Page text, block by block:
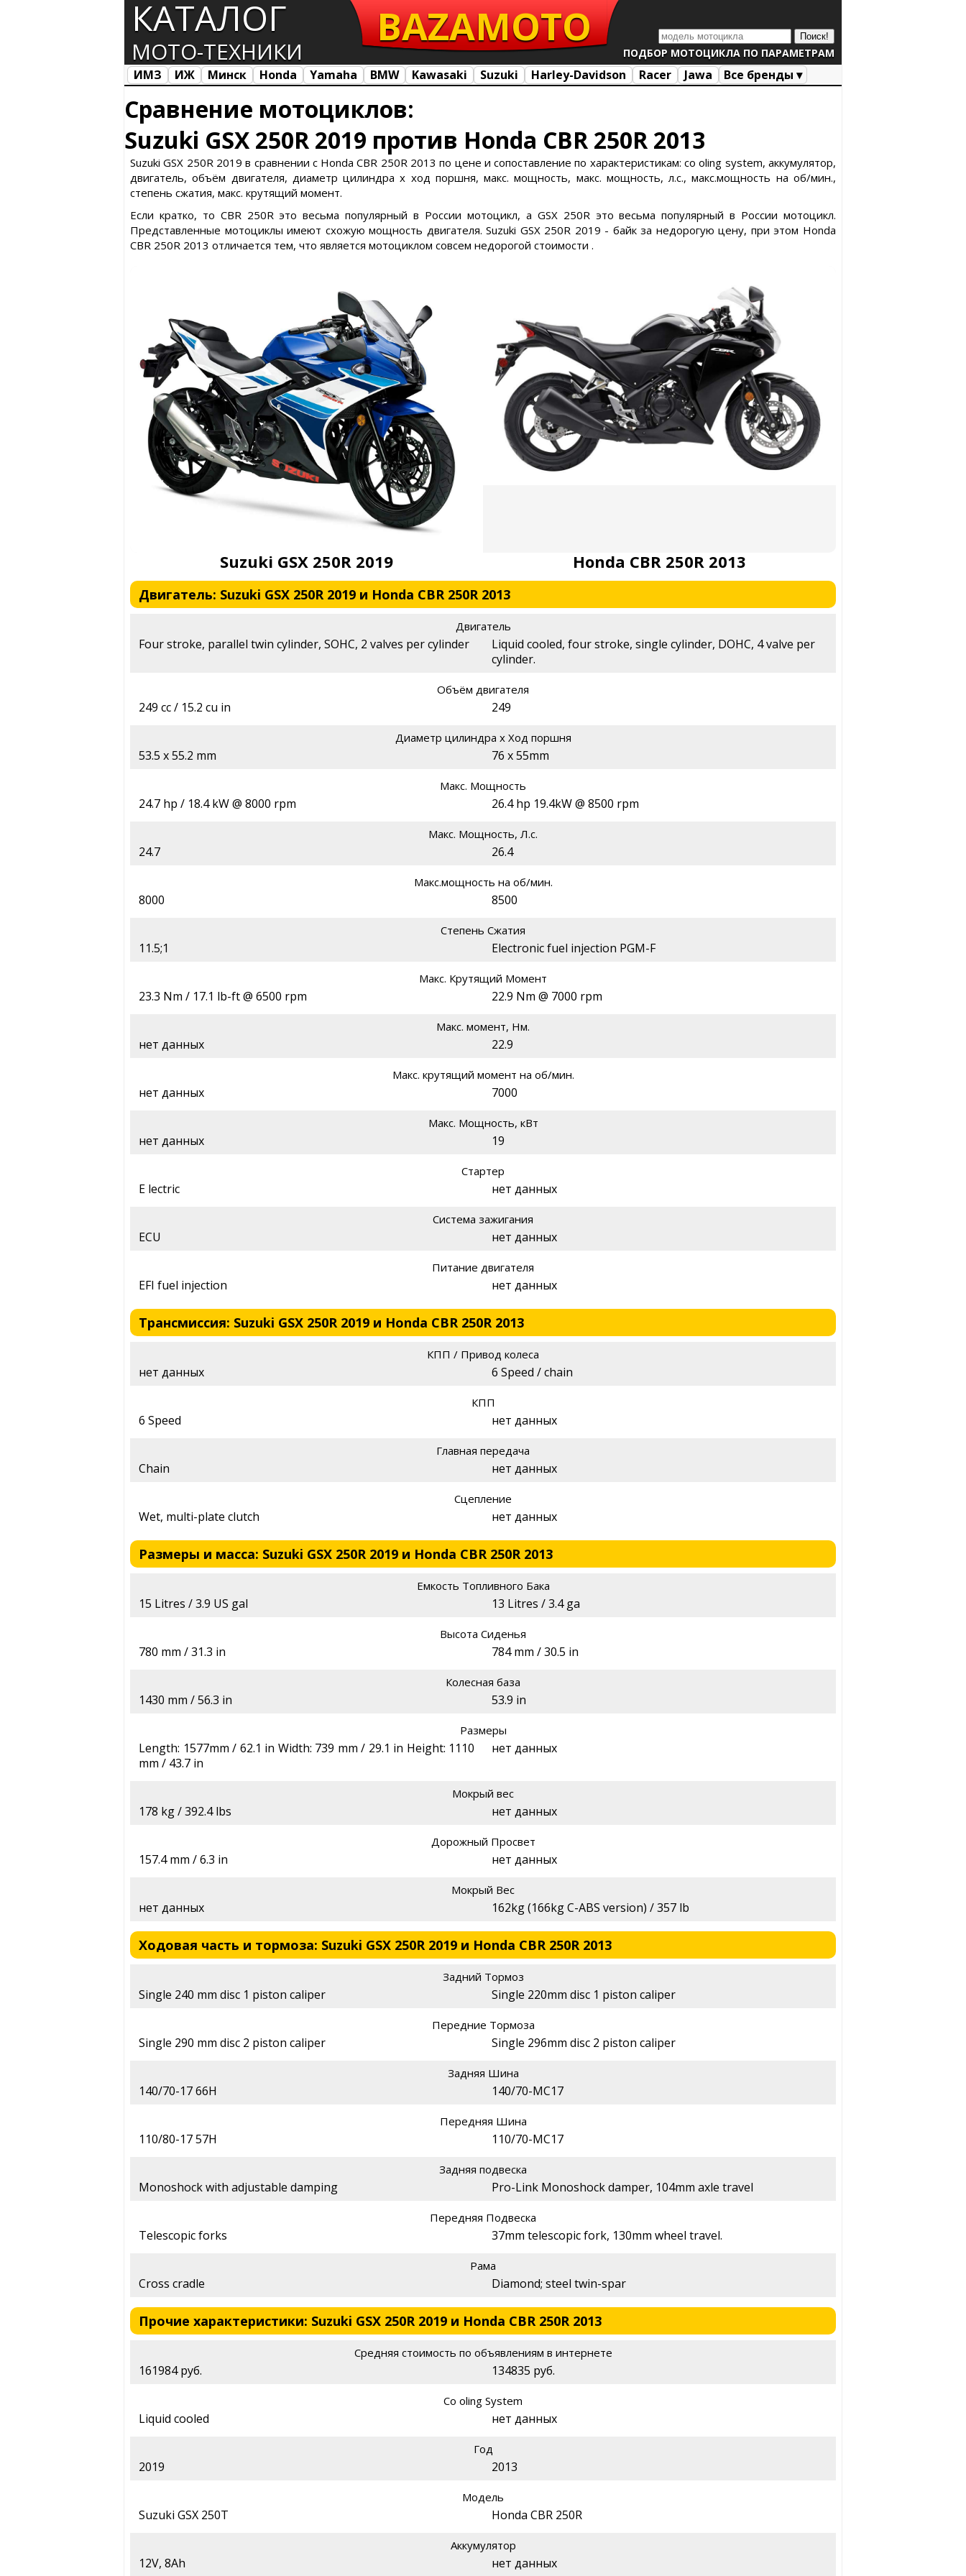
КАТАЛОГ
МОТО-ТЕХНИКИ ПОДБОР МОТОЦИКЛА ПО ПАРАМЕТРАМ
BAZAMOTO
ИМЗ ИЖ Минск Honda Yamaha BMW Kawasaki Suzuki Harley-Davidson Racer Jawa
Все бренды ▾
Сравнение мотоциклов:
Suzuki GSX 250R 2019 против Honda CBR 250R 2013
Suzuki GSX 250R 2019 в сравнении с Honda CBR 250R 2013 по цене и сопоставление по характеристикам: co oling system, аккумулятор,
двигатель, объём двигателя, диаметр цилиндра х ход поршня, макс. мощность, макс. мощность, л.с., макс.мощность на об/мин.,
степень сжатия, макс. крутящий момент.
Если кратко, то CBR 250R это весьма популярный в России мотоцикл, а GSX 250R это весьма популярный в России мотоцикл.
Представленные мотоциклы имеют схожую мощность двигателя. Suzuki GSX 250R 2019 - байк за недорогую цену, при этом Honda
CBR 250R 2013 отличается тем, что является мотоциклом совсем недорогой стоимости .
Suzuki GSX 250R 2019 Honda CBR 250R 2013
Двигатель: Suzuki GSX 250R 2019 и Honda CBR 250R 2013
Двигатель
Four stroke, parallel twin cylinder, SOHC, 2 valves per cylinder
Liquid cooled, four stroke, single cylinder, DOHC, 4 valve per
cylinder.
Объём двигателя
249 cc / 15.2 cu in 249
Диаметр цилиндра х Ход поршня
53.5 x 55.2 mm 76 x 55mm
Макс. Мощность
24.7 hp / 18.4 kW @ 8000 rpm 26.4 hp 19.4kW @ 8500 rpm
Макс. Мощность, Л.с.
24.7 26.4
Макс.мощность на об/мин.
8000 8500
Степень Сжатия
11.5;1 Electronic fuel injection PGM-F
Макс. Крутящий Момент
23.3 Nm / 17.1 lb-ft @ 6500 rpm 22.9 Nm @ 7000 rpm
Макс. момент, Нм.
нет данных 22.9
Макс. крутящий момент на об/мин.
нет данных 7000
Макс. Мощность, кВт
нет данных 19
Стартер
E lectric нет данных
Система зажигания
ECU нет данных
Питание двигателя
EFI fuel injection нет данных
Трансмиссия: Suzuki GSX 250R 2019 и Honda CBR 250R 2013
КПП / Привод колеса
нет данных 6 Speed / chain
КПП
6 Speed нет данных
Главная передача
Chain нет данных
Сцепление
Wet, multi-plate clutch нет данных
Размеры и масса: Suzuki GSX 250R 2019 и Honda CBR 250R 2013
Емкость Топливного Бака
15 Litres / 3.9 US gal 13 Litres / 3.4 ga
Высота Сиденья
780 mm / 31.3 in 784 mm / 30.5 in
Колесная база
1430 mm / 56.3 in 53.9 in
Размеры
Length: 1577mm / 62.1 in Width: 739 mm / 29.1 in Height: 1110
mm / 43.7 in
нет данных
Мокрый вес
178 kg / 392.4 lbs нет данных
Дорожный Просвет
157.4 mm / 6.3 in нет данных
Мокрый Вес
нет данных 162kg (166kg C-ABS version) / 357 lb
Ходовая часть и тормоза: Suzuki GSX 250R 2019 и Honda CBR 250R 2013
Задний Тормоз
Single 240 mm disc 1 piston caliper Single 220mm disc 1 piston caliper
Передние Тормоза
Single 290 mm disc 2 piston caliper Single 296mm disc 2 piston caliper
Задняя Шина
140/70-17 66H 140/70-MC17
Передняя Шина
110/80-17 57H 110/70-MC17
Задняя подвеска
Monoshock with adjustable damping Pro-Link Monoshock damper, 104mm axle travel
Передняя Подвеска
Telescopic forks 37mm telescopic fork, 130mm wheel travel.
Рама
Cross cradle Diamond; steel twin-spar
Прочие характеристики: Suzuki GSX 250R 2019 и Honda CBR 250R 2013
Средняя стоимость по объявлениям в интернете
161984 руб. 134835 руб.
Co oling System
Liquid cooled нет данных
Год
2019 2013
Модель
Suzuki GSX 250T Honda CBR 250R
Аккумулятор
12V, 8Ah нет данных